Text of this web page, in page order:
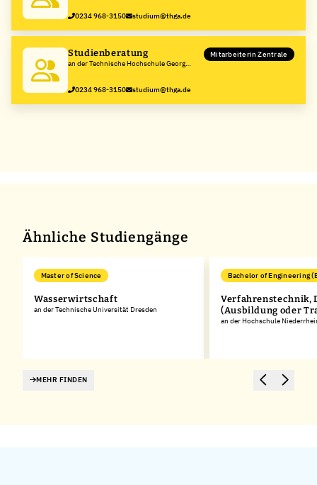
0234 968-3150
studium@thga.de
Studienberatung
an der Technische Hochschule Georg
Mitarbeiterin Zentrale
0234 968-3150 studium@thga.de
Ähnliche Studiengänge
Master of Science
Wasserwirtschaft
an der Technische Universität Dresden
Bachelor of Engineering
Verfahrenstechnik,
(Ausbildung oder
an der Hochschule
MEHR FINDEN